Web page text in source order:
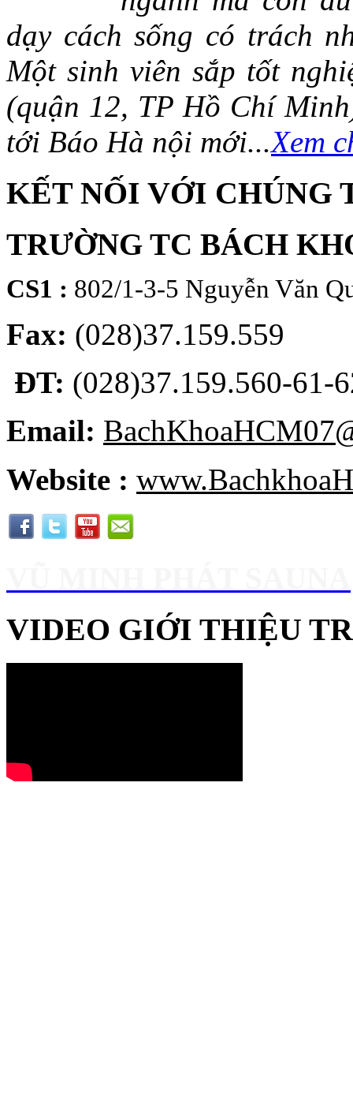
dạy cách sống có trách
Một sinh viên sắp tốt
(quận 12, TP Hồ Chí
tới Báo Hà nội mới...Xem
KẾT NỐI VỚI CHÚNG
TRƯỜNG TC BÁCH
CS1 : 802/1-3-5 Nguyễn Văn
Fax: (028)37.159.559
ĐT: (028)37.159.560-61-
Email:
Website :
VIDEO GIỚI THIỆU